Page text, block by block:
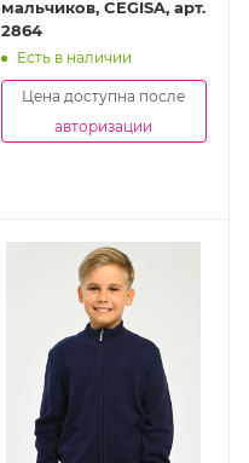
мальчиков, CEGISA, арт.
2864
Есть в наличии
Цена доступна после
авторизации